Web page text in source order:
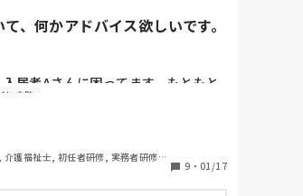
、何かアドバイス欲しいです。
居者Aさんに困ってます。もともと
そばに来るだけであっちいけと。
かれた方、現在は車椅子使用。その
い。
し、居室戻ってベッド臥床してもすぐ
ー鳴る。対応するため、伺ってもあっ
レ介助
介護福祉士, 初任者研修, 実務者研修,
9 ・ 01/17